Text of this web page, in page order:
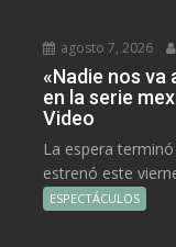
agosto 7, 2026
«Nadie nos va
en la serie
Video
La espera terminó
estrenó este
ESPECTÁCULOS